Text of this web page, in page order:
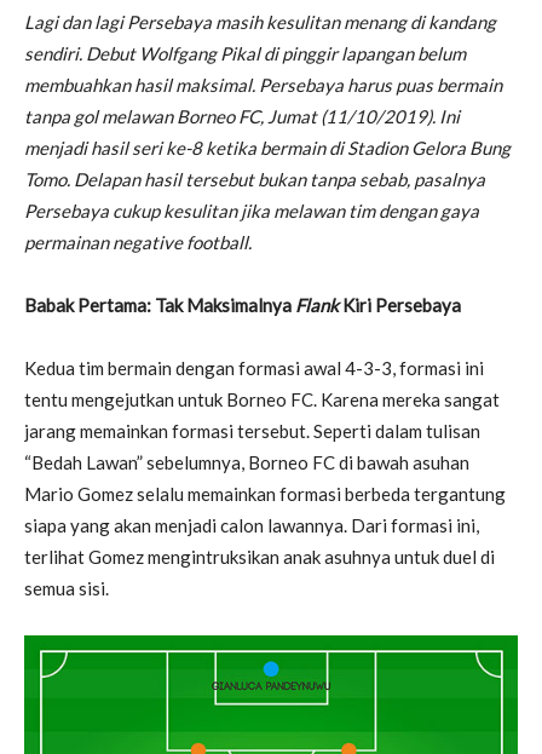
Lagi dan lagi Persebaya masih kesulitan menang di kandang
sendiri. Debut Wolfgang Pikal di pinggir lapangan belum
membuahkan hasil maksimal. Persebaya harus puas bermain
tanpa gol melawan Borneo FC, Jumat (11/10/2019). Ini
menjadi hasil seri ke-8 ketika bermain di Stadion Gelora Bung
Tomo. Delapan hasil tersebut bukan tanpa sebab, pasalnya
Persebaya cukup kesulitan jika melawan tim dengan gaya
permainan negative football.
Babak Pertama: Tak Maksimalnya FlankKiri Persebaya
Kedua tim bermain dengan formasi awal 4-3-3, formasi ini
tentu mengejutkan untuk Borneo FC. Karena mereka sangat
jarang memainkan formasi tersebut. Seperti dalam tulisan
“Bedah Lawan” sebelumnya, Borneo FC di bawah asuhan
Mario Gomez selalu memainkan formasi berbeda tergantung
siapa yang akan menjadi calon lawannya. Dari formasi ini,
terlihat Gomez mengintruksikan anak asuhnya untuk duel di
semua sisi.